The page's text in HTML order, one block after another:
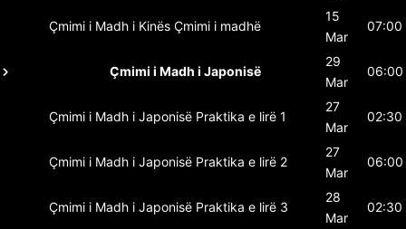
Çmimi i Madh i Kinës Çmimi i madhë
15
Mar
07:00
Çmimi i Madh i Japonisë
29
Mar
06:00
Çmimi i Madh i Japonisë Praktika e lirë 1
27
Mar
02:30
Çmimi i Madh i Japonisë Praktika e lirë 2
27
Mar
06:00
Çmimi i Madh i Japonisë Praktika e lirë 3
28
Mar
02:30